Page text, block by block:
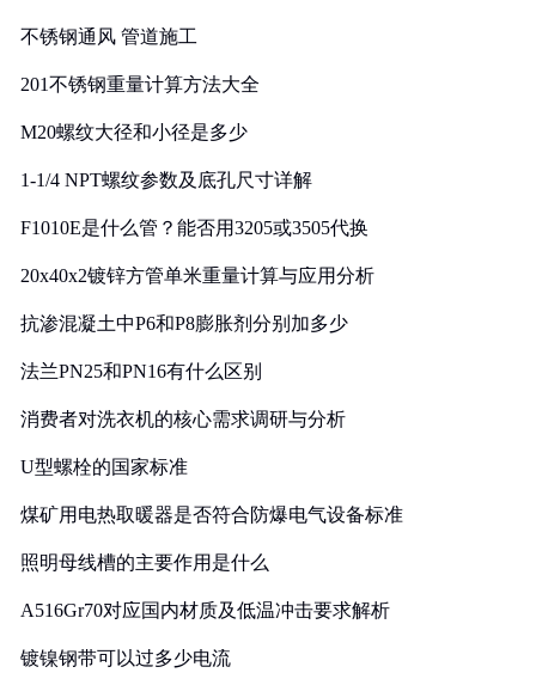
不锈钢通风 管道施工
201不锈钢重量计算方法大全
M20螺纹大径和小径是多少
1-1/4 NPT螺纹参数及底孔尺寸详解
F1010E是什么管？能否用3205或3505代换
20x40x2镀锌方管单米重量计算与应用分析
抗渗混凝土中P6和P8膨胀剂分别加多少
法兰PN25和PN16有什么区别
消费者对洗衣机的核心需求调研与分析
U型螺栓的国家标准
煤矿用电热取暖器是否符合防爆电气设备标准
照明母线槽的主要作用是什么
A516Gr70对应国内材质及低温冲击要求解析
镀镍钢带可以过多少电流